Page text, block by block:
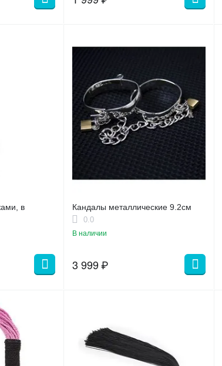
в
Кандалы металлические 9.2см
0.0
В наличии
3 999₽